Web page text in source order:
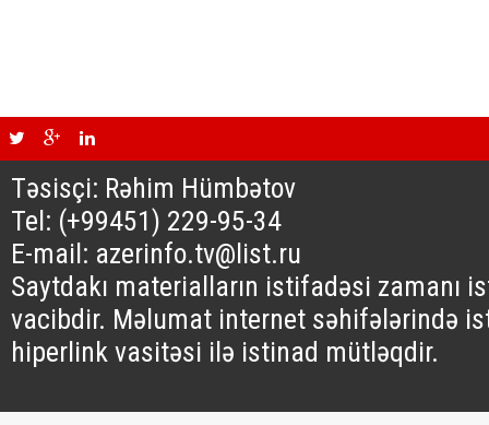
Təsisçi: Rəhim Hümbətov
Tel: (+99451) 229-95-34
E-mail: azerinfo.tv@list.ru
Saytdakı materialların istifadəsi zamanı
vacibdir. Məlumat internet səhifələrində
hiperlink vasitəsi ilə istinad mütləqdir.